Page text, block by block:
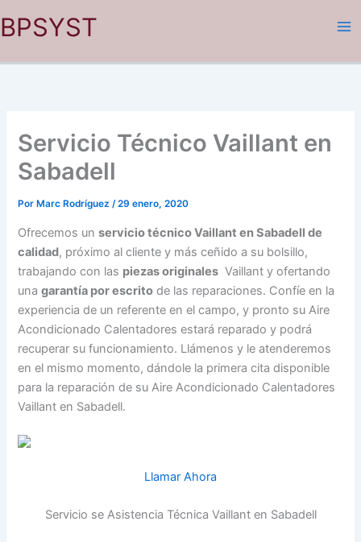
al
BPSYST
Servicio Técnico Vaillant en
Sabadell
Por Marc Rodríguez/29 enero, 2020
Ofrecemos unservicio técnico Vaillant en Sabadell de
calidad, próximo al cliente y más ceñido a su bolsillo,
trabajando con las piezas originales Vaillant y ofertando
unagarantía por escrito de las reparaciones. Confíe en la
experiencia de un referente en el campo, y pronto su Aire
Acondicionado Calentadores estará reparado y podrá
recuperar su funcionamiento. Llámenos y le atenderemos
en el mismo momento, dándole la primera cita disponible
para la reparación de su Aire Acondicionado Calentadores
Vaillant en Sabadell.
Llamar Ahora
Servicio se Asistencia Técnica Vaillant en Sabadell